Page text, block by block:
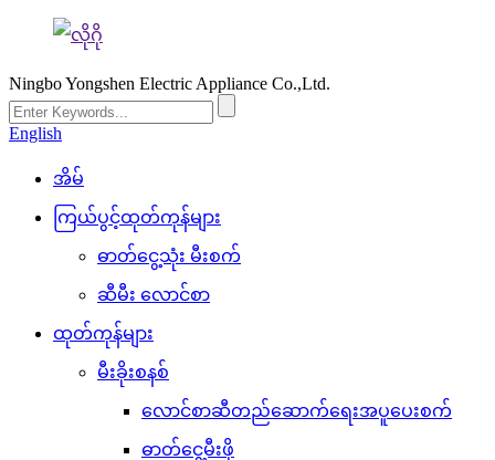
Ningbo Yongshen Electric Appliance Co.,Ltd.
English
အိမ်
ကြယ်ပွင့်ထုတ်ကုန်များ
ဓာတ်ငွေ့သုံး မီးစက်
ဆီမီး လောင်စာ
ထုတ်ကုန်များ
မီးခိုးစနစ်
လောင်စာဆီတည်ဆောက်ရေးအပူပေးစက်
ဓာတ်ငွေ့မီးဖို